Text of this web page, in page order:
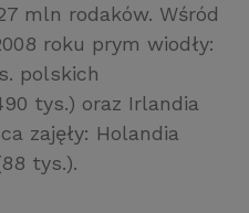
mln rodaków. Wśród
roku prym wiodły:
polskich
tys.) oraz Irlandia
zajęły: Holandia
tys.).